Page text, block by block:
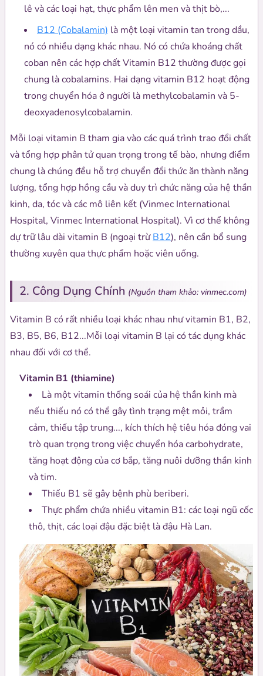
lê và các loại hạt, thực phẩm lên men và thịt bò,...
B12 (Cobalamin) là một loại vitamin tan trong dầu,
nó có nhiều dạng khác nhau. Nó có chứa khoáng chất
coban nên các hợp chất Vitamin B12 thường được gọi
chung là cobalamins. Hai dạng vitamin B12 hoạt động
trong chuyển hóa ở người là methylcobalamin và 5-
deoxyadenosylcobalamin.
Mỗi loại vitamin B tham gia vào các quá trình trao đổi chất
và tổng hợp phân tử quan trọng trong tế bào, nhưng điểm
chung là chúng đều hỗ trợ chuyển đổi thức ăn thành năng
lượng, tổng hợp hồng cầu và duy trì chức năng của hệ thần
kinh, da, tóc và các mô liên kết (Vinmec International
Hospital, Vinmec International Hospital). Vì cơ thể không
dự trữ lâu dài vitamin B (ngoại trừB12), nên cần bổ sung
thường xuyên qua thực phẩm hoặc viên uống.
2. Công Dụng Chính (Nguồn tham khảo: vinmec.com)
Vitamin B có rất nhiều loại khác nhau như vitamin B1, B2,
B3, B5, B6, B12...Mỗi loại vitamin B lại có tác dụng khác
nhau đối với cơ thể.
Vitamin B1 (thiamine)
Là một vitamin thống soái của hệ thần kinh mà
nếu thiếu nó có thể gây tình trạng mệt mỏi, trầm
cảm, thiếu tập trung..., kích thích hệ tiêu hóa đóng vai
trò quan trọng trong việc chuyển hóa carbohydrate,
tăng hoạt động của cơ bắp, tăng nuôi dưỡng thần kinh
và tim.
Thiếu B1 sẽ gây bệnh phù beriberi.
Thực phẩm chứa nhiều vitamin B1: các loại ngũ cốc
thô, thịt, các loại đậu đặc biệt là đậu Hà Lan.